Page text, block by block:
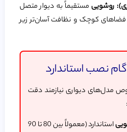
روشویی مستقیماً به دیوار متصل
فضاهای کوچک و نظافت آسان‌تر زیر
نصب استاندارد
مدل‌های دیواری نیازمند دقت
استاندارد (معمولاً بین 80 تا 90